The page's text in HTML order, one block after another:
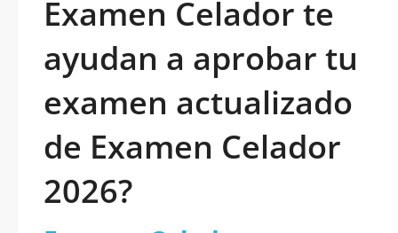
Examen Celador te
ayudan a aprobar tu
examen actualizado
de Examen Celador
2026?